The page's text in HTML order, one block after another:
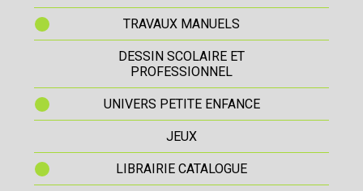
TRAVAUX MANUELS
DESSIN SCOLAIRE ET
PROFESSIONNEL
UNIVERS PETITE ENFANCE
JEUX
LIBRAIRIE CATALOGUE